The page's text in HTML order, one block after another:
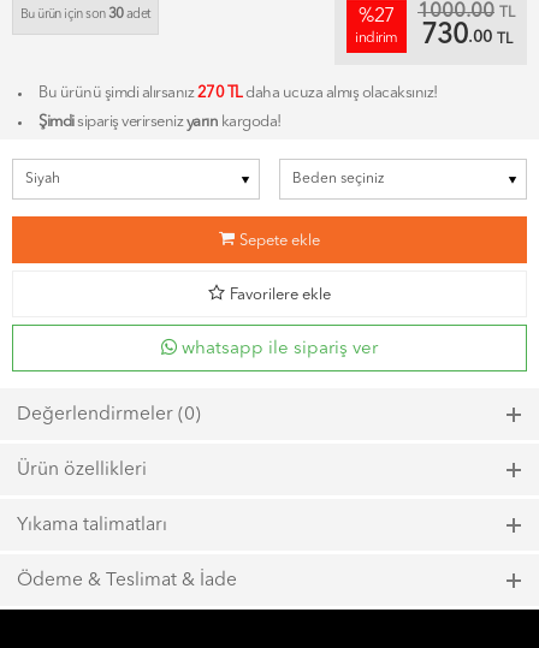
Bu ürün için son 30adet %27
indirim
1000.00 TL
730.00 TL
Bu ürünü şimdi alırsanız270 TLdaha ucuza almış olacaksınız!
Şimdisipariş verirsenizyarın kargoda!
b Sepete ekle
d Favorilere ekle
whatsapp ile sipariş ver
Değerlendirmeler (0)
Ürün özellikleri
Yıkama talimatları
Maks. 40ºC sıcaklıkta kısa zamanlı sıkma ile yıkayın.
Çamaşır suyu kullanmayın.
Ödeme & Teslimat & İade